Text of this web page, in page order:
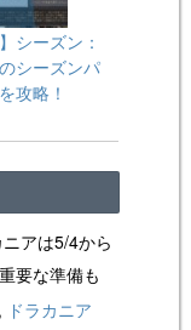
シーズン：
シーズンパ
攻略！
アは5/4から
要な準備も
, ドラカニア